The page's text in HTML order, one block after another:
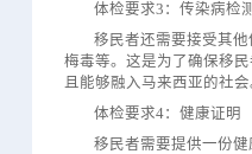
体检要求3：传染病检测
移民者还需要接受其
梅毒等。这是为了确保移
且能够融入马来西亚的社会
体检要求4：健康证明
移民者需要提供一份